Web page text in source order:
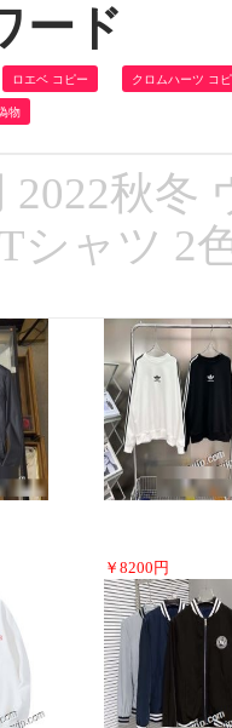
ード
ロエベ コピー クロムハーツ コ
物
2022秋冬
シャツ 2
￥ 8200 円